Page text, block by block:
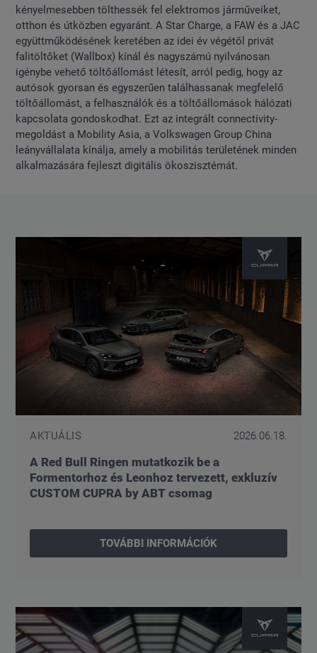
kényelmesebben tölthessék fel elektromos járműveiket,
otthon és útközben egyaránt. A Star Charge, a FAW és a JAC
együttműködésének keretében az idei év végétől privát
falitöltőket (Wallbox) kínál és nagyszámú nyilvánosan
igénybe vehető töltőállomást létesít, arról pedig, hogy az
autósok gyorsan és egyszerűen találhassanak megfelelő
töltőállomást, a felhasználók és a töltőállomások hálózati
kapcsolata gondoskodhat. Ezt az integrált connectivity-
megoldást a Mobility Asia, a Volkswagen Group China
leányvállalata kínálja, amely a mobilitás területének minden
alkalmazására fejleszt digitális ökoszisztémát.
AKTUÁLIS 2026.06.18.
A Red Bull Ringen mutatkozik be a
Formentorhoz és Leonhoz tervezett, exkluzív
CUSTOM CUPRA by ABT csomag
TOVÁBBI INFORMÁCIÓK